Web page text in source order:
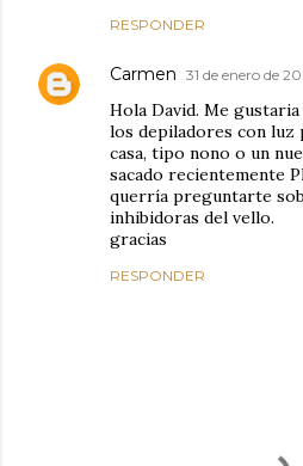
RESPONDER
Carmen 31 de enero de
Hola David. Me
los depiladores con luz
casa, tipo nono o un
sacado recientemente
querría preguntarte
inhibidoras del vello.
gracias
RESPONDER